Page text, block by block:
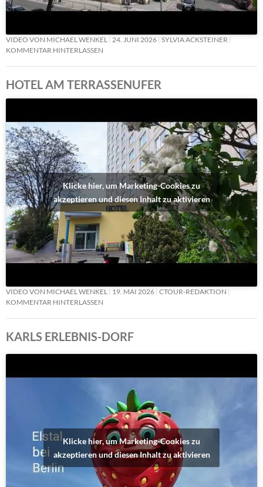
VIDEO VON MICHAEL WENKEL 24. JUNI 2026 SYLVIA ACKSTEINER
KOMMENTAR HINTERLASSEN
HOTEL AM TERRASSENUFER
Klicke hier, um Marketing-Cookies zu
akzeptieren und diesen Inhalt zu aktivieren
VIDEO VON MICHAEL WENKEL 19. MAI 2026 CTOUR-REDAKTION
KOMMENTAR HINTERLASSEN
KARLS ERLEBNIS-DORF
Klicke hier, um Marketing-Cookies zu
akzeptieren und diesen Inhalt zu aktivieren